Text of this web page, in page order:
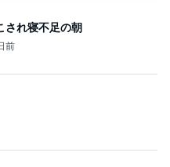
され寝不足の朝
前